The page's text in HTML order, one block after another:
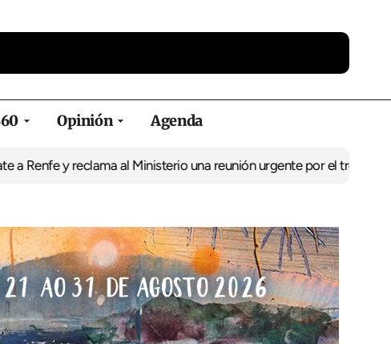
Opinión Agenda
y reclama al Ministerio una reunión urgente por el trenEl BNG